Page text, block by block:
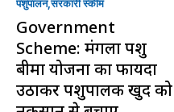
पशुपालन सरकारी स्की‍म
Government
Scheme: मंगला पशु
बीमा योजना का फायदा
उठाकर पशुपालक खुद को